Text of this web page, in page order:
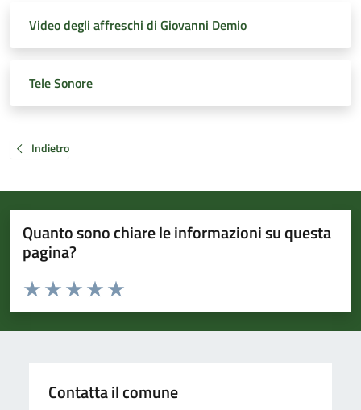
Video degli affreschi di Giovanni Demio
Tele Sonore
Indietro
Quanto sono chiare le informazioni su questa
pagina?
Valuta da 1 a 5 stelle la pagina
Valuta 5 stelle su 5
Valuta 4 stelle su 5
Valuta 3 stelle su 5
Valuta 2 stelle su 5
Valuta 1 stelle su 5
Contatta il comune